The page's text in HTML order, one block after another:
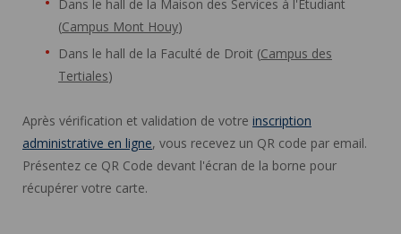
Dans le hall de la Maison des Services à l'Etudiant
(Campus Mont Houy)
Dans le hall de la Faculté de Droit (Campus des
Tertiales)
Après vérification et validation de votre inscription
administrative en ligne, vous recevez un QR code par email.
Présentez ce QR Code devant l'écran de la borne pour
récupérer votre carte.